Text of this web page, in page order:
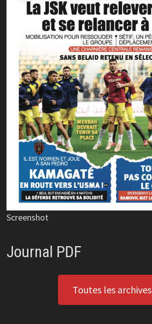
Screenshot
Journal PDF
Toutes les archives